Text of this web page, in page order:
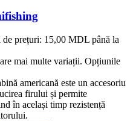
de prețuri: 15,00 MDL până la
mai multe variații. Opțiunile
americană este un accesoriu
firului și permite
în același timp rezistență